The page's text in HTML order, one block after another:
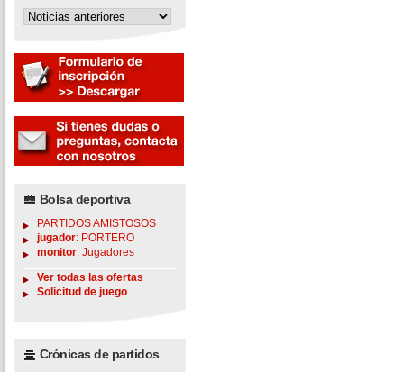
Bolsa deportiva
PARTIDOS AMISTOSOS
jugador: PORTERO
monitor: Jugadores
Ver todas las ofertas
Solicitud de juego
Crónicas de partidos